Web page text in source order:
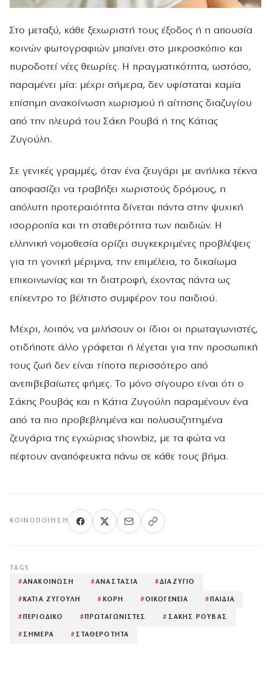
Στο μεταξύ, κάθε ξεχωριστή τους έξοδος ή η απουσία
κοινών φωτογραφιών μπαίνει στο μικροσκόπιο και
πυροδοτεί νέες θεωρίες. Η πραγματικότητα, ωστόσο,
παραμένει μία: μέχρι σήμερα, δεν υφίσταται καμία
επίσημη ανακοίνωση χωρισμού ή αίτησης διαζυγίου
από την πλευρά του Σάκη Ρουβά ή της Κάτιας
Ζυγούλη.
Σε γενικές γραμμές, όταν ένα ζευγάρι με ανήλικα τέκνα
αποφασίζει να τραβήξει χωριστούς δρόμους, η
απόλυτη προτεραιότητα δίνεται πάντα στην ψυχική
ισορροπία και τη σταθερότητα των παιδιών. Η
ελληνική νομοθεσία ορίζει συγκεκριμένες προβλέψεις
για τη γονική μέριμνα, την επιμέλεια, το δικαίωμα
επικοινωνίας και τη διατροφή, έχοντας πάντα ως
επίκεντρο το βέλτιστο συμφέρον του παιδιού.
Μέχρι, λοιπόν, να μιλήσουν οι ίδιοι οι πρωταγωνιστές,
οτιδήποτε άλλο γράφεται ή λέγεται για την προσωπική
τους ζωή δεν είναι τίποτα περισσότερο από
ανεπιβεβαίωτες φήμες. Το μόνο σίγουρο είναι ότι ο
Σάκης Ρουβάς και η Κάτια Ζυγούλη παραμένουν ένα
από τα πιο προβεβλημένα και πολυσυζητημένα
ζευγάρια της εγχώριας showbiz, με τα φώτα να
πέφτουν αναπόφευκτα πάνω σε κάθε τους βήμα.
ΚΟΙΝΟΠΟΊΗΣΗ
TAGS
#ΑΝΑΚΟΙΝΩΣΗ #ΑΝΑΣΤΑΣΙΑ #ΔΙΑΖΥΓΙΟ
# ΚΑΤΙΑ ΖΥΓΟΥΛΗ # ΚΟΡΗ #ΟΙΚΟΓΕΝΕΙΑ # ΠΑΙΔΙΑ
# ΠΕΡΙΟΔΙΚΟ # ΠΡΩΤΑΓΩΝΙΣΤΕΣ # ΣΑΚΗΣ ΡΟΥΒΑΣ
# ΣΗΜΕΡΑ # ΣΤΑΘΕΡΟΤΗΤΑ